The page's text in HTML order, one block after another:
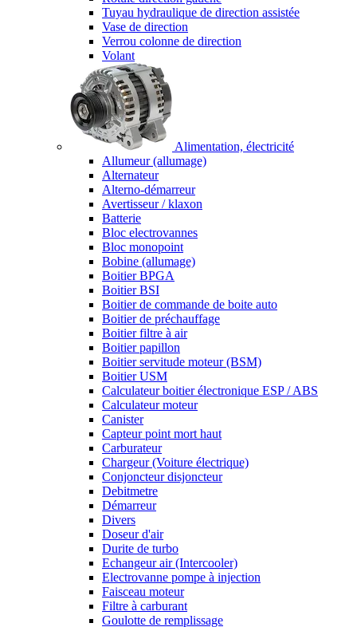
Tuyau hydraulique de direction assistée
Vase de direction
Verrou colonne de direction
Volant
Alimentation, électricité
Allumeur (allumage)
Alternateur
Alterno-démarreur
Avertisseur / klaxon
Batterie
Bloc electrovannes
Bloc monopoint
Bobine (allumage)
Boitier BPGA
Boitier BSI
Boitier de commande de boite auto
Boitier de préchauffage
Boitier filtre à air
Boitier papillon
Boitier servitude moteur (BSM)
Boitier USM
Calculateur boitier électronique ESP / ABS
Calculateur moteur
Canister
Capteur point mort haut
Carburateur
Chargeur (Voiture électrique)
Conjoncteur disjoncteur
Debitmetre
Démarreur
Divers
Doseur d'air
Durite de turbo
Echangeur air (Intercooler)
Electrovanne pompe à injection
Faisceau moteur
Filtre à carburant
Goulotte de remplissage